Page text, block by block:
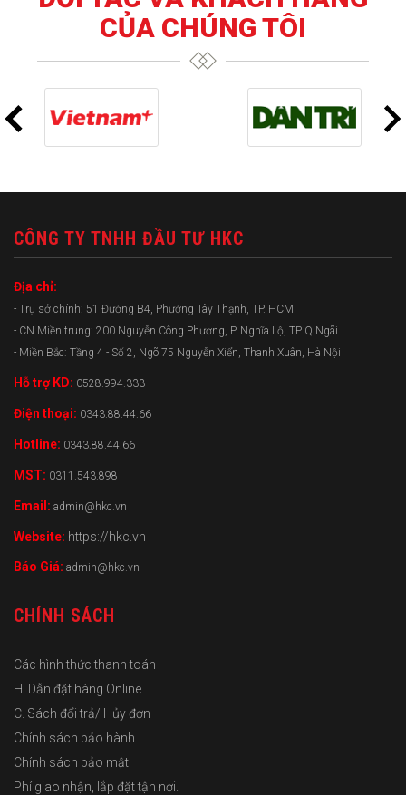
CỦA CHÚNG TÔI
CÔNG TY TNHH ĐẦU TƯ HKC
Địa chỉ:
- Trụ sở chính: 51 Đường B4, Phường Tây Thạnh, TP. HCM
- CN Miền trung: 200 Nguyễn Công Phương, P. Nghĩa Lộ, TP Q.Ngãi
- Miền Bắc: Tầng 4 - Số 2, Ngõ 75 Nguyễn Xiển, Thanh Xuân, Hà Nội
Hỗ trợ KD: 0528.994.333
Điện thoại: 0343.88.44.66
Hotline: 0343.88.44.66
MST: 0311.543.898
Email: admin@hkc.vn
Website: https://hkc.vn
Báo Giá: admin@hkc.vn
CHÍNH SÁCH
Các hình thức thanh toán
H. Dẫn đặt hàng Online
C. Sách đổi trả/ Hủy đơn
Chính sách bảo hành
Chính sách bảo mật
Phí giao nhận, lắp đặt tận nơi.